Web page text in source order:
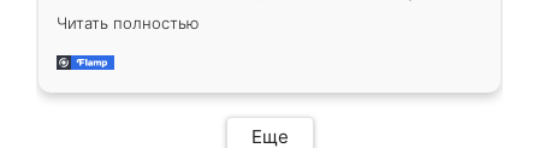
эту. Сначала обговорили условия, потом
приехал замерщик, всё спокойно объяснил
и снял размеры. Изготовили в срок, с
мебель сразу встала на свое место без
Читать полностью
Еще